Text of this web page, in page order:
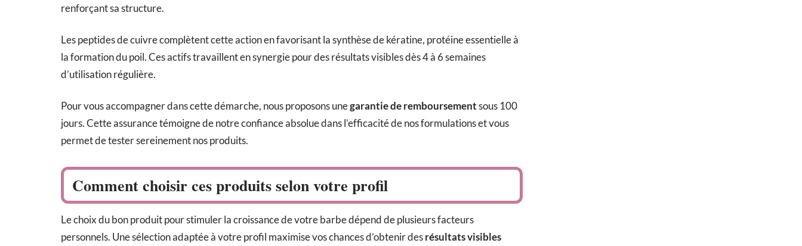
renforçant sa structure.
Les peptides de cuivre complètent cette action en favorisant la synthèse de kératine, protéine essentielle à
la formation du poil. Ces actifs travaillent en synergie pour des résultats visibles dès 4 à 6 semaines
d’utilisation régulière.
Pour vous accompagner dans cette démarche, nous proposons unegarantie de remboursementsous 100
jours. Cette assurance témoigne de notre confiance absolue dans l’efficacité de nos formulations et vous
permet de tester sereinement nos produits.
Comment choisir ces produits selon votre profil
Le choix du bon produit pour stimuler la croissance de votre barbe dépend de plusieurs facteurs
personnels. Une sélection adaptée à votre profil maximise vos chances d’obtenir desrésultats visibles